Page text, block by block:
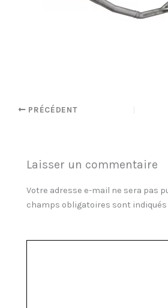
PRÉCÉDENT
Laisser un commentaire
Votre adresse e-mail ne sera pas
champs obligatoires sont indiqués